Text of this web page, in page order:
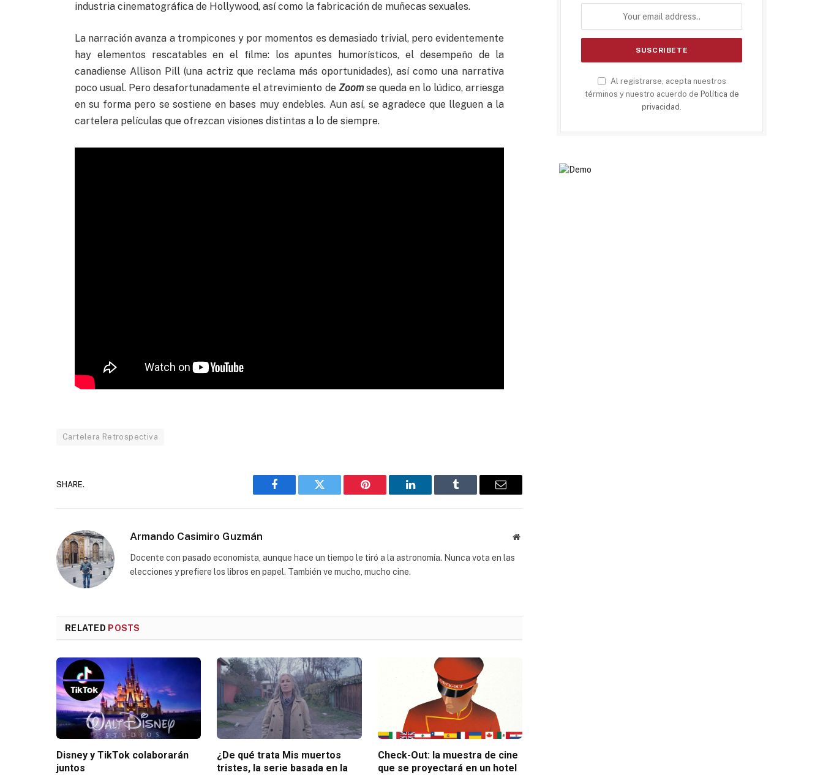
industria cinematográfica de Hollywood, así como la fabricación de muñecas sexuales.
La narración avanza a trompicones y por momentos es demasiado trivial, pero evidentemente
hay elementos rescatables en el filme: los apuntes humorísticos, el desempeño de la
canadiense Allison Pill (una actriz que reclama más oportunidades), así como una narrativa
poco usual. Pero desafortunadamente el atrevimiento de Zoomse queda en lo lúdico, arriesga
en su forma pero se sostiene en bases muy endebles. Aun así, se agradece que lleguen a la
cartelera películas que ofrezcan visiones distintas a lo de siempre.
Cartelera Retrospectiva
SHARE.
Facebook Twitter Pinterest LinkedIn Tumblr Email
Armando Casimiro Guzmán Website
Docente con pasado economista, aunque hace un tiempo le tiró a la astronomía. Nunca vota en las
elecciones y prefiere los libros en papel. También ve mucho, mucho cine.
RELATED POSTS
Disney y TikTok colaborarán
juntos
¿De qué trata Mis muertos
tristes, la serie basada en la
Check-Out: la muestra de cine
que se proyectará en un hotel
Al registrarse, acepta nuestros
términos y nuestro acuerdo de Política de
privacidad